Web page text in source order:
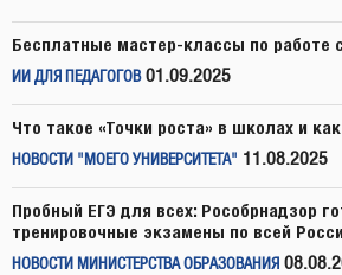
Бесплатные мастер-классы по работе
ИИ ДЛЯ ПЕДАГОГОВ 01.09.2025
Что такое «Точки роста» в школах и
НОВОСТИ "МОЕГО УНИВЕРСИТЕТА" 11.08.2025
Пробный ЕГЭ для всех: Рособрнадзор
тренировочные экзамены по всей
НОВОСТИ МИНИСТЕРСТВА ОБРАЗОВАНИЯ